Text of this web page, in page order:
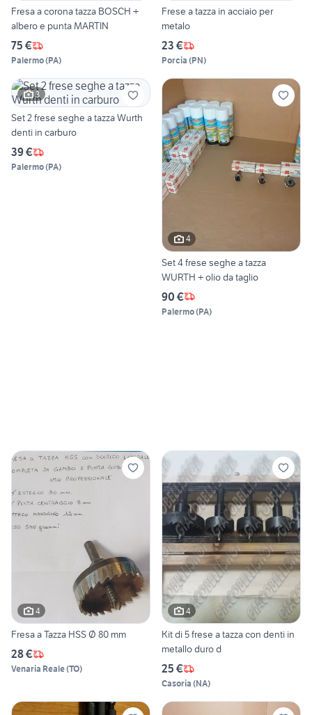
Fresa a corona tazza BOSCH +
albero e punta MARTIN
75 €
Palermo(PA)
Frese a tazza in acciaio per
metalo
23 €
Porcia (PN)
3
Set 2 frese seghe a tazza Wurth
denti in carburo
39 €
Palermo(PA)
4
Set 4 frese seghe a tazza
WURTH + olio da taglio
90 €
Palermo(PA)
4
Fresa a Tazza HSS Ø 80 mm
28 €
Venaria Reale(TO)
4
Kit di 5 frese a tazza con denti in
metallo duro d
25 €
Casoria (NA)